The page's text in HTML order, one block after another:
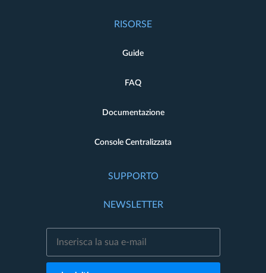
RISORSE
Guide
FAQ
Documentazione
Console Centralizzata
SUPPORTO
NEWSLETTER